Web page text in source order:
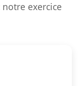
exercice